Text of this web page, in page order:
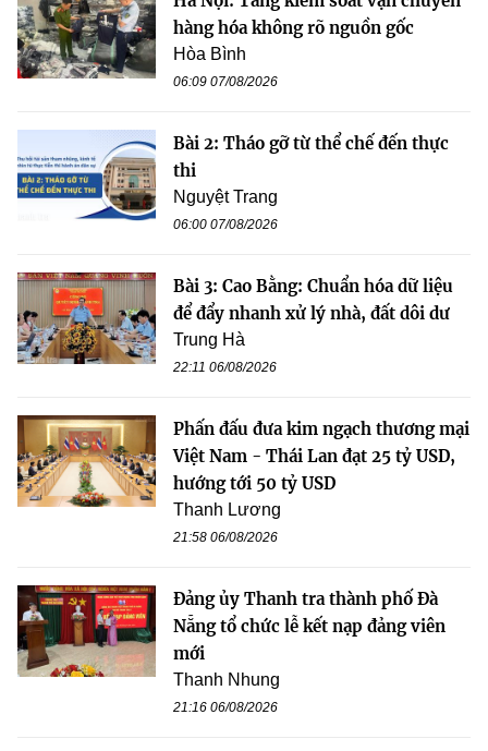
hàng hóa không rõ nguồn gốc
Hòa Bình
06:09 07/08/2026
Bài 2: Tháo gỡ từ thể chế đến thực
thi
Nguyệt Trang
06:00 07/08/2026
Bài 3: Cao Bằng: Chuẩn hóa dữ liệu
để đẩy nhanh xử lý nhà, đất dôi dư
Trung Hà
22:11 06/08/2026
Phấn đấu đưa kim ngạch thương mại
Việt Nam - Thái Lan đạt 25 tỷ USD,
hướng tới 50 tỷ USD
Thanh Lương
21:58 06/08/2026
Đảng ủy Thanh tra thành phố Đà
Nẵng tổ chức lễ kết nạp đảng viên
mới
Thanh Nhung
21:16 06/08/2026